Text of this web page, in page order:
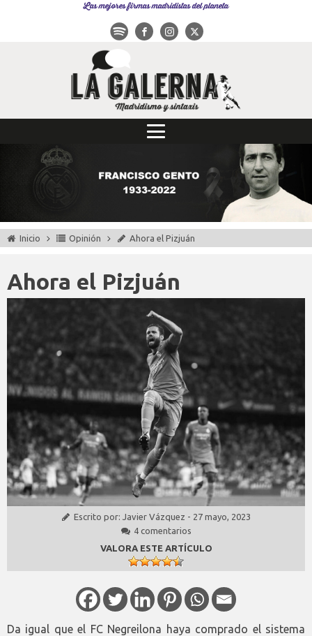
Las mejores firmas madridistas del planeta
Inicio Opinión Ahora el Pizjuán
Ahora el Pizjuán
Escrito por: Javier Vázquez - 27 mayo, 2023
4 comentarios
VALORA ESTE ARTÍCULO
Da igual que el FC Negreilona haya comprado el sistema